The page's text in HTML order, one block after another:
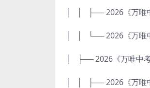
│ │ ├── 2026《万唯
│ │ └── 2026《万唯
│ ├── 2026《万唯中
│ │ ├── 2026《万唯